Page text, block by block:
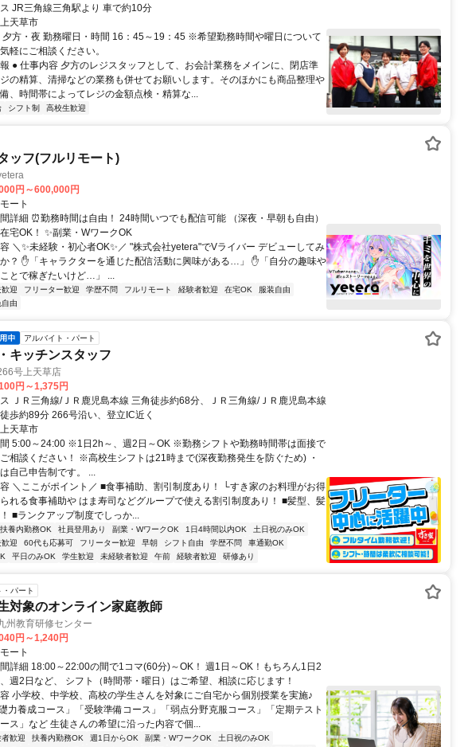
JR三角線三角駅より 車で約10分
天草市
夕方・夜 勤務曜日・時間 16：45～19：45 ※希望勤務時間や曜日について
軽にご相談ください。
● 仕事内容 夕方のレジスタッフとして、お会計業務をメインに、閉店準
の精算、清掃などの業務も併せてお願いします。そのほかにも商品整理や
、時間帯によってレジの金額点検・精算な...
シフト制 高校生歓迎
ッフ(フルリモート)
円～600,000円
ート
詳細 ⏰勤務時間は自由！ 24時間いつでも配信可能 （深夜・早朝も自由）
宅OK！ ✨副業・WワークOK
＼✨未経験・初心者OK✨／ "株式会社yetera"でVライバー デビューしてみ
？ ✋「キャラクターを通じた配信活動に興味がある…」 ✋「自分の趣味や
とで稼ぎたいけど…」 ...
迎 フリーター歓迎 学歴不問 フルリモート 経験者歓迎 在宅OK
服装自由
由
アルバイト・パート
キッチンスタッフ
号上天草店
円～1,375円
ＪＲ三角線/ＪＲ鹿児島本線 三角徒歩約68分、ＪＲ三角線/ＪＲ鹿児島本線
歩約89分 266号沿い、登立IC近く
天草市
5:00～24:00 ※1日2h～、週2日～OK ※勤務シフトや勤務時間帯は面接で
相談ください！ ※高校生シフトは21時まで(深夜勤務発生を防ぐため) ・
自己申告制です。 ...
＼ここがポイント／ ■食事補助、割引制度あり！ └すき家のお料理がお得
れる食事補助や はま寿司などグループで使える割引制度あり！ ■髪型、髪
■ランクアップ制度でしっか...
扶養内勤務OK 社員登用あり 副業・WワークOK 1日4時間以内OK
土日祝のみOK
迎
60代も応募可 フリーター歓迎 早朝 シフト自由 学歴不問
車通勤OK
平日のみOK 学生歓迎 未経験者歓迎 午前 経験者歓迎 研修あり
・パート
対象のオンライン家庭教師
州教育研修センター
円～1,240円
ート
詳細 18:00～22:00の間で1コマ(60分)～OK！ 週1日～OK！もちろん1日2
週2日など、 シフト（時間帯・曜日）はご希望、相談に応じます！
小学校、中学校、高校の学生さんを対象にご自宅から個別授業を実施♪
力養成コース」「受験準備コース」「弱点分野克服コース」「定期テスト
ス」など 生徒さんの希望に沿った内容で個...
歓迎 扶養内勤務OK 週1日からOK 副業・WワークOK
土日祝のみOK